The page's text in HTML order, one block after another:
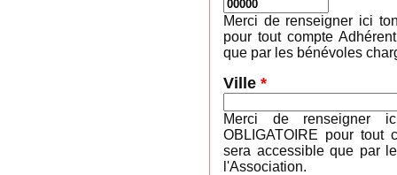
Merci de renseigner ici
pour tout compte
que par les bénévoles
Ville *
Merci de renseigner
OBLIGATOIRE pour tout
sera accessible que par
l'Association.